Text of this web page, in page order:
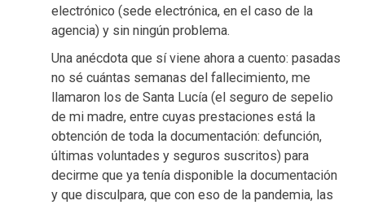
electrónico (sede electrónica, en el caso de la
agencia) y sin ningún problema.
Una anécdota que sí viene ahora a cuento: pasadas
no sé cuántas semanas del fallecimiento, me
llamaron los de Santa Lucía (el seguro de sepelio
de mi madre, entre cuyas prestaciones está la
obtención de toda la documentación: defunción,
últimas voluntades y seguros suscritos) para
decirme que ya tenía disponible la documentación
y que disculpara, que con eso de la pandemia, las